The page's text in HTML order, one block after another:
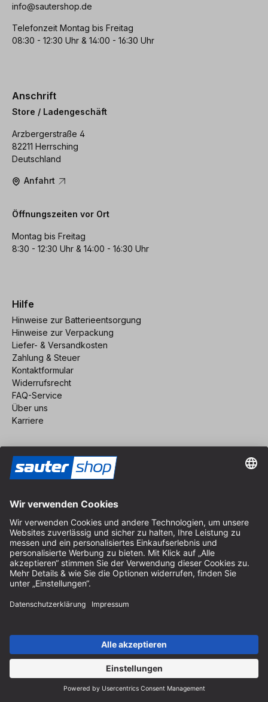
info@sautershop.de
Telefonzeit Montag bis Freitag
08:30 - 12:30 Uhr & 14:00 - 16:30 Uhr
Anschrift
Store / Ladengeschäft
Arzbergerstraße 4
82211 Herrsching
Deutschland
Anfahrt
Öffnungszeiten vor Ort
Montag bis Freitag
8:30 - 12:30 Uhr & 14:00 - 16:30 Uhr
Hilfe
Hinweise zur Batterieentsorgung
Hinweise zur Verpackung
Liefer- & Versandkosten
Zahlung & Steuer
Kontaktformular
Widerrufsrecht
FAQ-Service
Über uns
Karriere
Impressum
AGB
Datenschutz
Cookie-Einstellungen
© 2026 sauter GmbH
* kostenloser Versand ab 150 Euro Bestellwert innerhalb
Deutschlands für die Standard-Paketgrößen - ausgenommen
Sperrgut und Fracht
In Abh. des Lieferlandes kann die MwSt. an der Kasse variieren.